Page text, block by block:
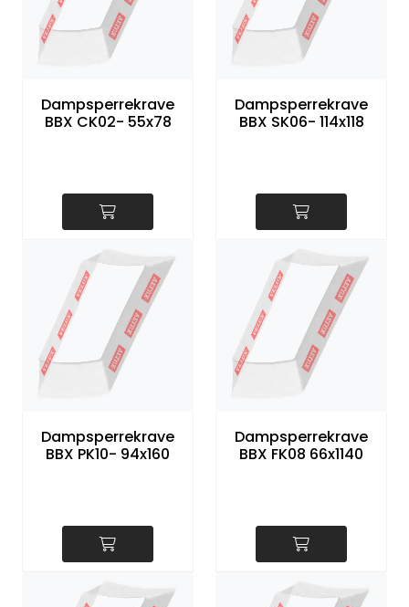
Dampsperrekrave
BBX CK02- 55x78
Dampsperrekrave
BBX SK06- 114x118
Dampsperrekrave
BBX PK10- 94x160
Dampsperrekrave
BBX FK08 66x1140